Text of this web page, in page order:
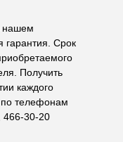
нашем
гарантия. Срок
Получить
каждого
телефонам
466-30-20